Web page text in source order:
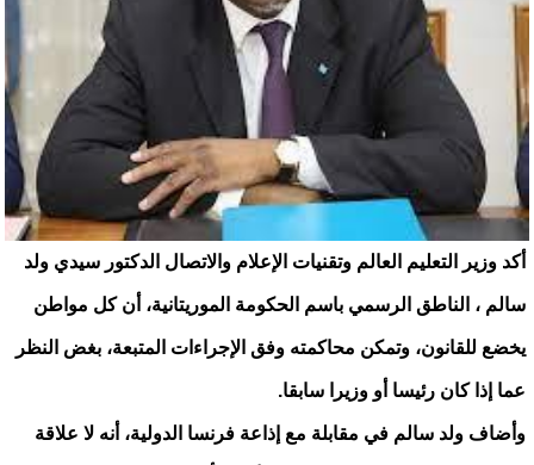
أكد وزير التعليم العالم وتقنيات الإعلام والاتصال الدكتور سيدي ولد
سالم ، الناطق الرسمي باسم الحكومة الموريتانية، أن كل مواطن
يخضع للقانون، وتمكن محاكمته وفق الإجراءات المتبعة، بغض النظر
عما إذا كان رئيسا أو وزيرا سابقا.
وأضاف ولد سالم في مقابلة مع إذاعة فرنسا الدولية، أنه لا علاقة